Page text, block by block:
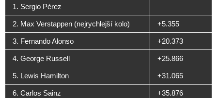
1. Sergio Pérez
2. Max Verstappen (nejrychlejší kolo) +5.355
3. Fernando Alonso +20.373
4. George Russell +25.866
5. Lewis Hamilton +31.065
6. Carlos Sainz +35.876